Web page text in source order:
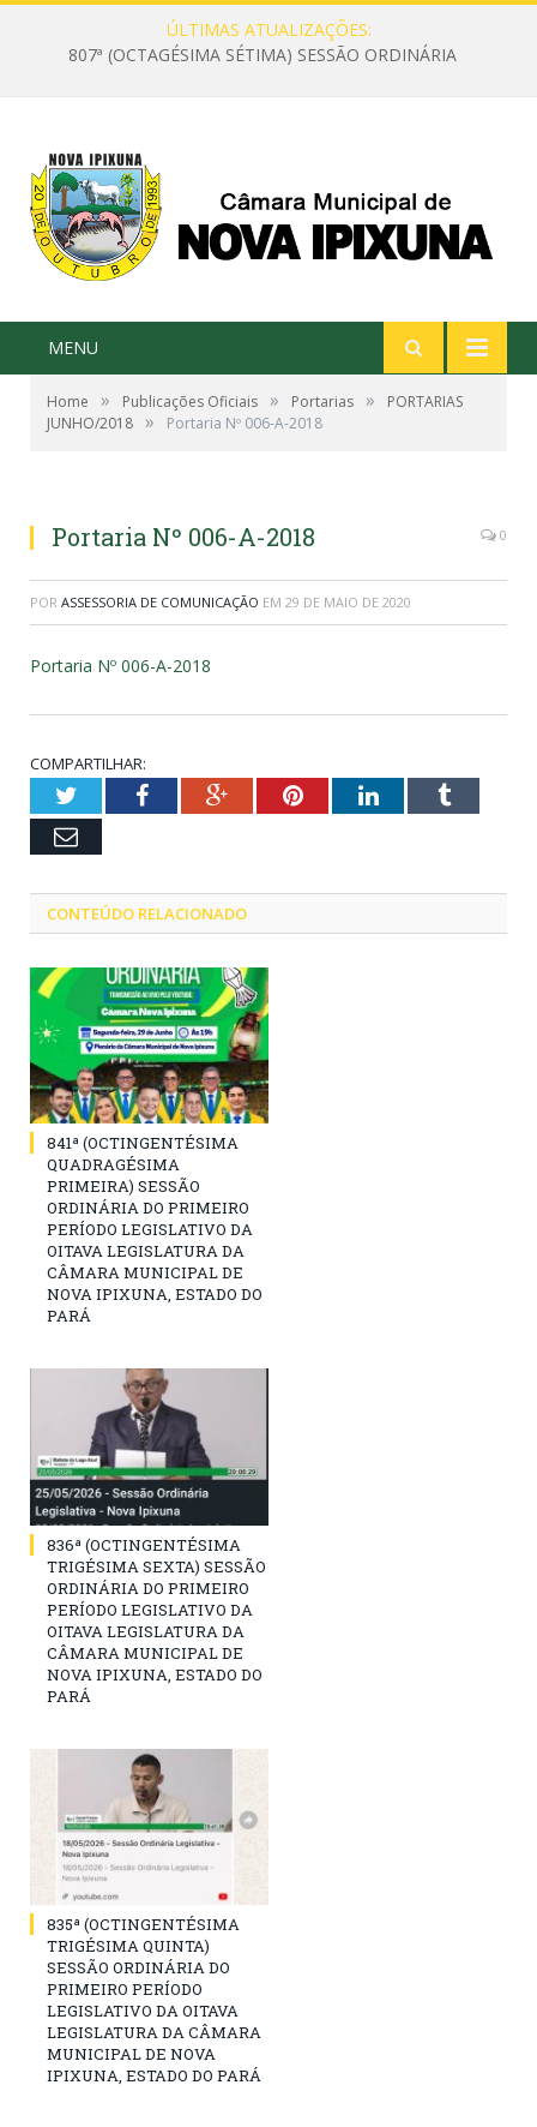
ÚLTIMAS ATUALIZAÇÕES:
807ª (OCTAGÉSIMA SÉTIMA) SESSÃO ORDINÁRIA
MENU
Home » Publicações Oficiais » Portarias »
PORTARIAS
JUNHO/2018 » Portaria Nº 006-A-2018
Portaria Nº 006-A-2018 0
POR ASSESSORIA DE COMUNICAÇÃO EM 29 DE MAIO DE 2020
Portaria Nº 006-A-2018
COMPARTILHAR:
TwitterFacebookGoogle+PinterestLinkedInTumblr
Email
CONTEÚDO RELACIONADO
841ª (OCTINGENTÉSIMA
QUADRAGÉSIMA
PRIMEIRA) SESSÃO
ORDINÁRIA DO PRIMEIRO
PERÍODO LEGISLATIVO DA
OITAVA LEGISLATURA DA
CÂMARA MUNICIPAL DE
NOVA IPIXUNA, ESTADO DO
PARÁ
836ª (OCTINGENTÉSIMA
TRIGÉSIMA SEXTA) SESSÃO
ORDINÁRIA DO PRIMEIRO
PERÍODO LEGISLATIVO DA
OITAVA LEGISLATURA DA
CÂMARA MUNICIPAL DE
NOVA IPIXUNA, ESTADO DO
PARÁ
835ª (OCTINGENTÉSIMA
TRIGÉSIMA QUINTA)
SESSÃO ORDINÁRIA DO
PRIMEIRO PERÍODO
LEGISLATIVO DA OITAVA
LEGISLATURA DA CÂMARA
MUNICIPAL DE NOVA
IPIXUNA, ESTADO DO PARÁ